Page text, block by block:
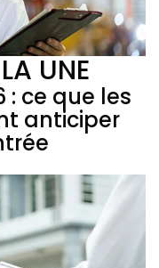
UNE
: ce que les
anticiper